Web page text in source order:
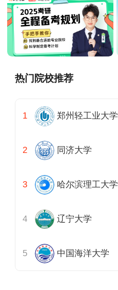
热门院校推荐
郑州轻工业大学
同济大学
哈尔滨理工大学
辽宁大学
中国海洋大学